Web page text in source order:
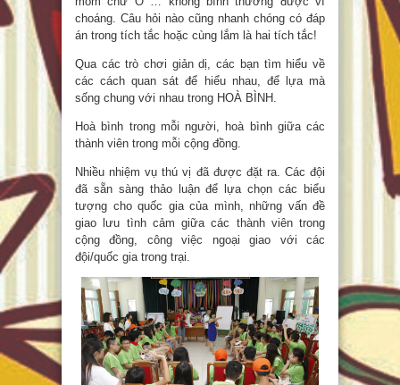
choáng. Câu hỏi nào cũng nhanh chóng có đáp
án trong tích tắc hoặc cùng lắm là hai tích tắc!
Qua các trò chơi giản dị, các bạn tìm hiểu về
các cách quan sát để hiểu nhau, để lựa mà
sống chung với nhau trong HOÀ BÌNH.
Hoà bình trong mỗi người, hoà bình giữa các
thành viên trong mỗi cộng đồng.
Nhiều nhiệm vụ thú vị đã được đặt ra. Các đội
đã sẵn sàng thảo luận để lựa chọn các biểu
tượng cho quốc gia của mình, những vấn đề
giao lưu tình cảm giữa các thành viên trong
cộng đồng, công việc ngoại giao với các
đội/quốc gia trong trại.